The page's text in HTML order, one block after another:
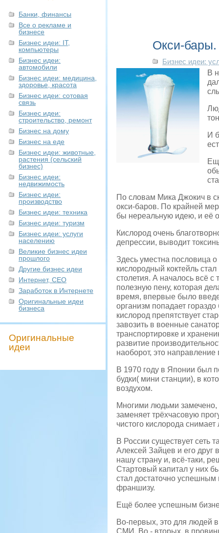
Банки, финансы
Все о рекламе и
бизнесе
Бизнес идеи: IT,
компьютеры
Бизнес идеи:
автомобили
Бизнес идеи: медицина,
здоровье, красота
Бизнес идеи: сотовая
связь
Бизнес идеи:
строительство, ремонт
Бизнес на дому
Бизнес на еде
Бизнес идеи: животные,
растения (сельский
бизнес)
Бизнес идеи:
недвижимость
Бизнес идеи:
производство
Бизнес идеи: техника
Бизнес идеи: туризм
Бизнес идеи: услуги
населению
Великие бизнес идеи
прошлого
Другие бизнес идеи
Интернет, СЕО
Заработок в Интернете
Оригинальные идеи
бизнеса
Оригинальные
идеи
Окси-
Бизнес идеи:
В
И
По словам Мика Джокич в
окси-баров. По крайней
бы нереальную идею, и её
Кислород очень
депрессии, выводит
Здесь уместна пословица
кислородный коктейль
столетия. А началось всё
полезную пену, которая
время, впервые было
организм попадает
кислород препятствует
завозить в военные
транспортировке и
развитие
наоборот, это
В 1970 году в Японии был
будки( мини станции), в
воздухом.
Многими людьми замечено,
заменяет трёхчасовую
чистого кислорода
В России существует
Алексей Зайцев и его друг
нашу страну и, всё-таки,
Стартовый капитал у них
стал достаточно
франшизу.
Ещё более успешным
Во-первых, это для людей
СМИ. Во - вторых, в